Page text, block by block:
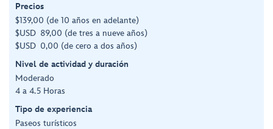
Precios
$139,00 (de 10 años en adelante)
$USD 89,00 (de tres a nueve años)
$USD 0,00 (de cero a dos años)
Nivel de actividad y duración
Moderado
4 a 4.5 Horas
Tipo de experiencia
Paseos turísticos